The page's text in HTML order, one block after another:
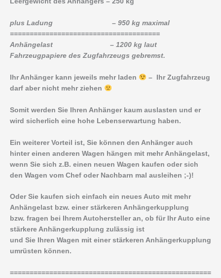
plus Ladung – 950 kg maximal
======================================
Anhängelast – 1200 kg laut
Fahrzeugpapiere des Zugfahrzeugs gebremst.
Ihr Anhänger kann jeweils mehr laden
– Ihr Zugfahrzeug
darf aber nicht mehr ziehen
Somit werden Sie Ihren Anhänger kaum auslasten und er
wird sicherlich eine hohe Lebenserwartung haben.
Ein weiterer Vorteil ist, Sie können den Anhänger auch
hinter einen anderen Wagen hängen mit mehr Anhängelast,
wenn Sie sich z.B. einen neuen Wagen kaufen oder sich
den Wagen vom Chef oder Nachbarn mal ausleihen ;-)!
Oder Sie kaufen sich einfach ein neues Auto mit mehr
Anhängelast bzw. einer stärkeren Anhängerkupplung
bzw. fragen bei Ihrem Autohersteller an, ob für Ihr Auto eine
stärkere Anhängerkupplung zulässig ist
und Sie Ihren Wagen mit einer stärkeren Anhängerkupplung
umrüsten können.
===================================================